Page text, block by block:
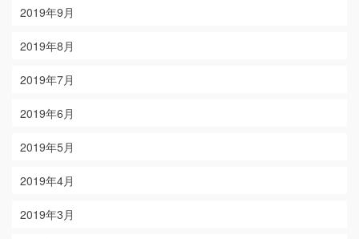
2019年9月
2019年8月
2019年7月
2019年6月
2019年5月
2019年4月
2019年3月